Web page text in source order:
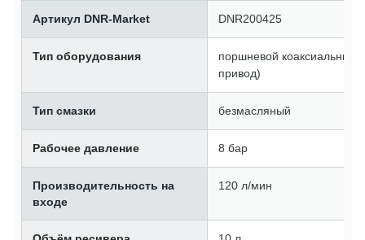
Артикул DNR-Market DNR200425
Тип оборудования
поршневой коаксиальный
привод)
Тип смазки безмасляный
Рабочее давление 8 бар
Производительность на
входе
120 л/мин